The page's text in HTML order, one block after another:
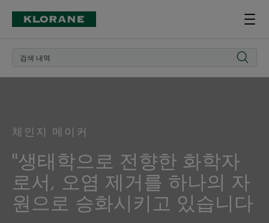
체인지 메이커
"생태학으로 전향한 화학자
로서, 오염 제거를 하나의 자
원으로 승화시키고 있습니다